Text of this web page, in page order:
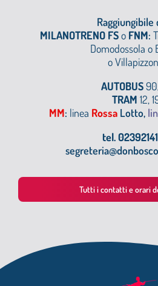
Raggiungibile
MILANOTRENO FSo FNM:
Domodossola o
o
AUTOBUS
TRAM 12,
MM: linea Rossa Lotto,
tel.
Tutti i contatti e orari